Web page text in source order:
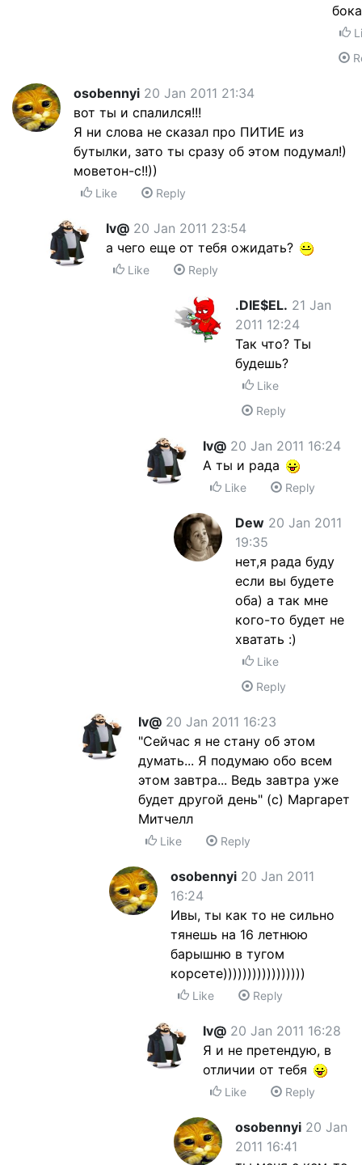
osobennyi 20 Jan 2011 21:34
вот ты и спалился!!!
Я ни слова не сказал про ПИТИЕ из
бутылки, зато ты сразу об этом подумал!)
моветон-с!!))
Like Reply
Iv@ 20 Jan 2011 23:54
а чего еще от тебя ожидать?
Like Reply
.DIE$EL. 21 Jan
2011 12:24
Так что? Ты
будешь?
Like
Reply
Iv@ 20 Jan 2011 16:24
А ты и рада
Like Reply
Dew 20 Jan 2011
19:35
нет,я рада буду
если вы будете
оба) а так мне
кого-то будет не
хватать :)
Like
Reply
Iv@ 20 Jan 2011 16:23
"Сейчас я не стану об этом
думать... Я подумаю обо всем
этом завтра... Ведь завтра уже
будет другой день" (с) Маргарет
Митчелл
Like Reply
osobennyi 20 Jan 2011
16:24
Ивы, ты как то не сильно
тянешь на 16 летнюю
барышню в тугом
корсете)))))))))))))))))
Like Reply
Iv@ 20 Jan 2011 16:28
Я и не претендую, в
отличии от тебя
Like Reply
osobennyi 20 Jan
2011 16:41